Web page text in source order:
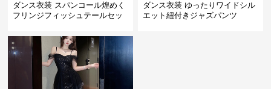
ダンス衣装 スパンコール煌めく
フリンジフィッシュテールセッ
ダンス衣装 ゆったりワイドシル
エット紐付きジャズパンツ